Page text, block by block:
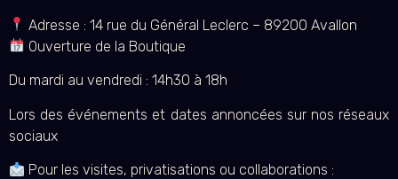
Adresse : 14 rue du Général Leclerc – 89200 Avallon
Ouverture de la Boutique
Du mardi au vendredi : 14h30 à 18h
L ors des événements et dates annoncées sur nos réseaux
sociaux
Pour les visites, privatisations ou collaborations :